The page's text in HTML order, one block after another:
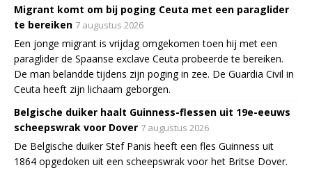
Migrant komt om bij poging Ceuta met een paraglider
te bereiken 7 augustus 2026
Een jonge migrant is vrijdag omgekomen toen hij met een
paraglider de Spaanse exclave Ceuta probeerde te bereiken.
De man belandde tijdens zijn poging in zee. De Guardia Civil in
Ceuta heeft zijn lichaam geborgen.
Belgische duiker haalt Guinness-flessen uit 19e-eeuws
scheepswrak voor Dover 7 augustus 2026
De Belgische duiker Stef Panis heeft een fles Guinness uit
1864 opgedoken uit een scheepswrak voor het Britse Dover.